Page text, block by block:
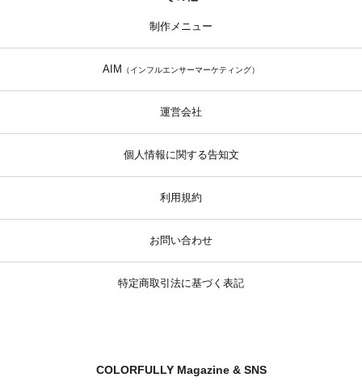
制作メニュー
AIM （インフルエンサーマーケティング）
運営会社
個人情報に関する告知文
利用規約
お問い合わせ
特定商取引法に基づく表記
COLORFULLY Magazine & SNS